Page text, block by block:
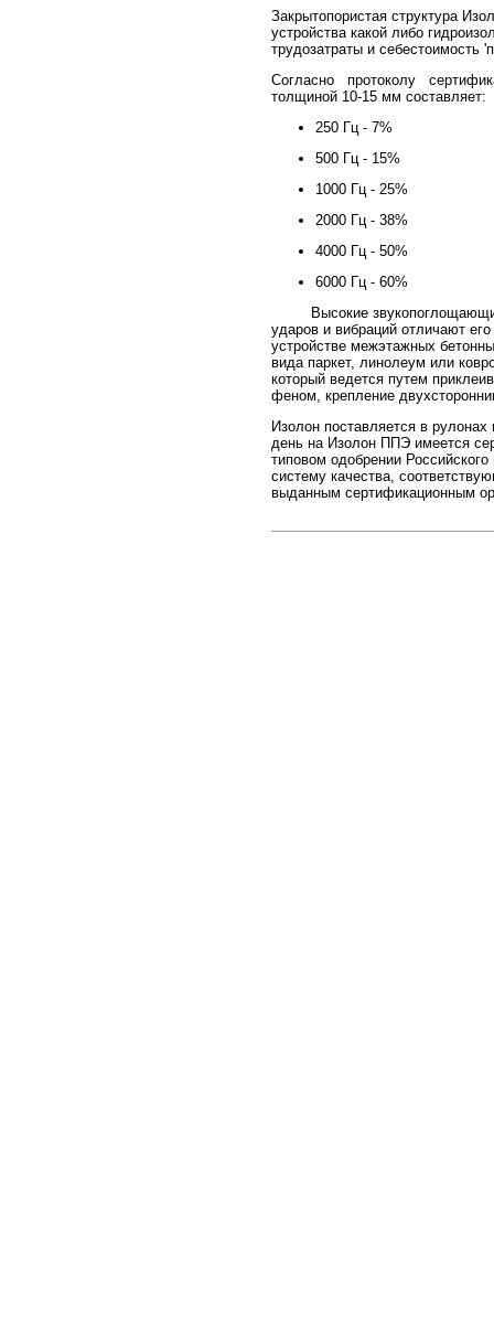
Закрытопористая структура
устройства какой либо
трудозатраты и себестоимость
Согласно протоколу
толщиной 10-15 мм составляет:
250 Гц - 7%
500 Гц - 15%
1000 Гц - 25%
2000 Гц - 38%
4000 Гц - 50%
6000 Гц - 60%
Высокие звукопоглощающие,
ударов и вибраций отличают
устройстве межэтажных
вида паркет, линолеум или
который ведется путем
феном, крепление
Изолон поставляется в
день на Изолон ППЭ имеется
типовом одобрении
систему качества,
выданным сертификационным